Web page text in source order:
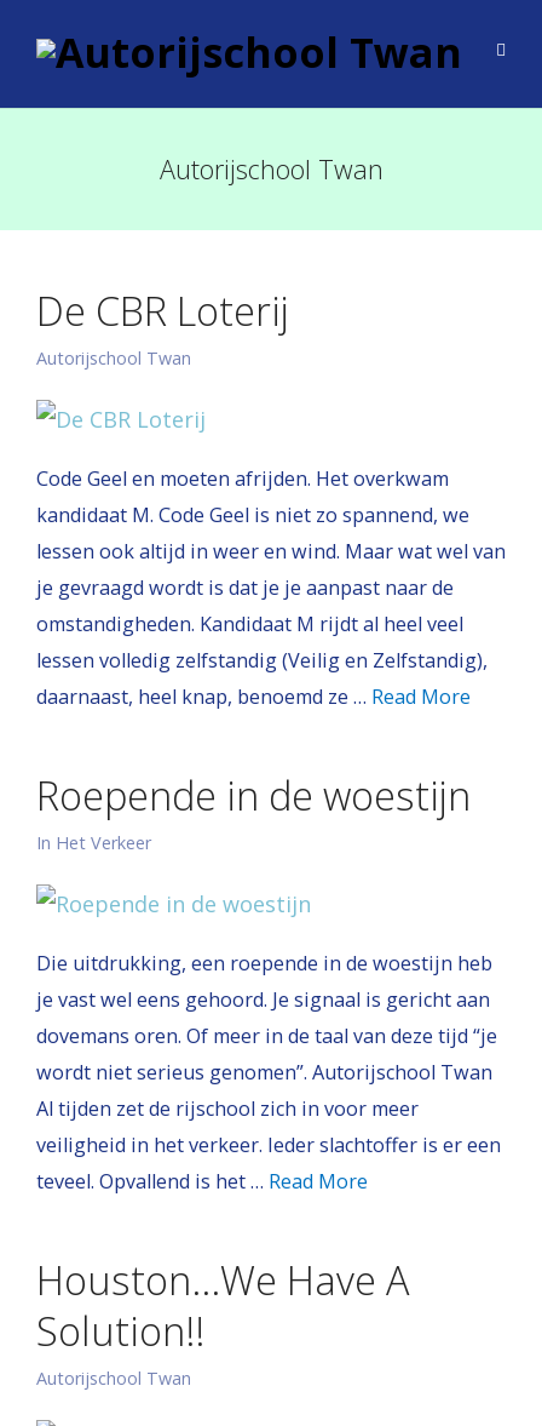
Autorijschool Twan
De CBR Loterij
Autorijschool Twan
Code Geel en moeten afrijden. Het overkwam
kandidaat M. Code Geel is niet zo spannend, we
lessen ook altijd in weer en wind. Maar wat wel van
je gevraagd wordt is dat je je aanpast naar de
omstandigheden. Kandidaat M rijdt al heel veel
lessen volledig zelfstandig (Veilig en Zelfstandig),
daarnaast, heel knap, benoemd ze … Read More
Roepende in de woestijn
In Het Verkeer
Die uitdrukking, een roepende in de woestijn heb
je vast wel eens gehoord. Je signaal is gericht aan
dovemans oren. Of meer in de taal van deze tijd “je
wordt niet serieus genomen”. Autorijschool Twan
Al tijden zet de rijschool zich in voor meer
veiligheid in het verkeer. Ieder slachtoffer is er een
teveel. Opvallend is het … Read More
Houston…We Have A
Solution!!
Autorijschool Twan